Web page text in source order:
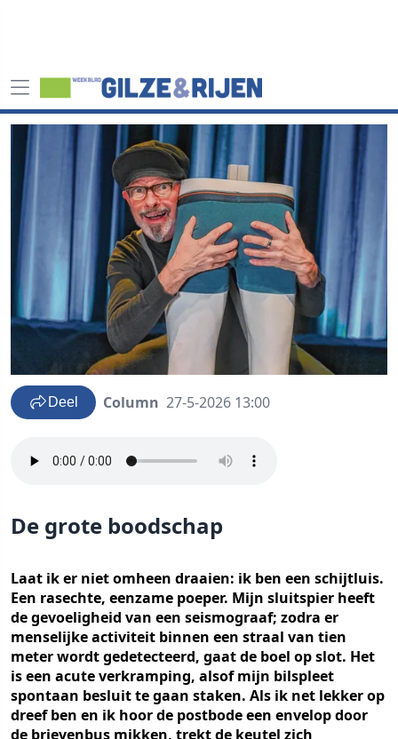
Deel Column 27-5-2026 13:00
De grote boodschap
Laat ik er niet omheen draaien: ik ben een schijtluis.
Een rasechte, eenzame poeper. Mijn sluitspier heeft
de gevoeligheid van een seismograaf; zodra er
menselijke activiteit binnen een straal van tien
meter wordt gedetecteerd, gaat de boel op slot. Het
is een acute verkramping, alsof mijn bilspleet
spontaan besluit te gaan staken. Als ik net lekker op
dreef ben en ik hoor de postbode een envelop door
de brievenbus mikken, trekt de keutel zich